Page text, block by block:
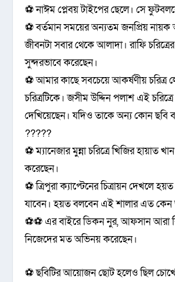
⚽ নাঈম প্লেবয় টাইপের ছেলে। সে
⚽ বর্তমান সময়ের অন্যতম জনপ্রিয়
জীবনটা সবার থেকে আলাদা। রাফি
সুন্দরভাবে করেছেন।
⚽ আমার কাছে সবচেয়ে আকর্ষণীয় চরিত্র
চরিত্রটিকে। জসীম উদ্দিন পলাশ এই
দেখিয়েছেন। যদিও তাকে অন্য কোন ছবি
?????
⚽ ম্যানেজার মুন্না চরিত্রে খিজির হায়াত
করেছেন।
⚽ ত্রিপুরা ক্যাপ্টেনের চিত্রায়ন দেখলে
যাবেন। হয়ত বলবেন এই শালার এত
⚽⚽ এর বাইরে ডিকন নুর, আফসান আরা
নিজেদের মত অভিনয় করেছেন।
⚽ ছবিটির আয়োজন ছোট হলেও ছিল